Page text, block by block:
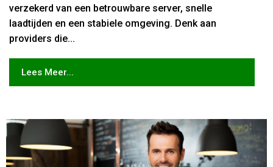
verzekerd van een betrouwbare server, snelle
laadtijden en een stabiele omgeving. Denk aan
providers die...
Lees Meer...